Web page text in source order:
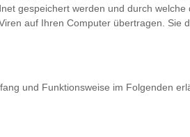
gespeichert werden und durch
auf Ihren Computer übertragen.
und Funktionsweise im Folgenden